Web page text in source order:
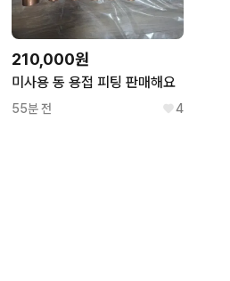
210,000원
미사용 동 용접 피팅 판매해요
55분 전 4